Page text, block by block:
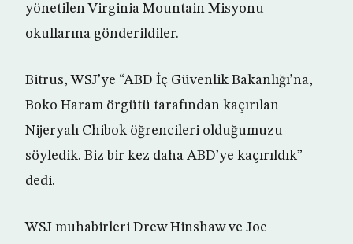
yönetilen Virginia Mountain Misyonu
okullarına gönderildiler.
Bitrus, WSJ’ye “ABD İç Güvenlik Bakanlığı’na,
Boko Haram örgütü tarafından kaçırılan
Nijeryalı Chibok öğrencileri olduğumuzu
söyledik. Biz bir kez daha ABD’ye kaçırıldık”
dedi.
WSJ muhabirleri Drew Hinshaw ve Joe